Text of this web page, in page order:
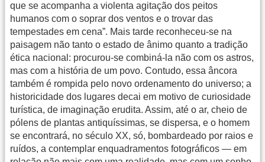
que se acompanha a violenta agitação dos peitos
humanos com o soprar dos ventos e o trovar das
tempestades em cena”. Mais tarde reconheceu-se na
paisagem não tanto o estado de ânimo quanto a tradição
ética nacional: procurou-se combiná-la não com os astros,
mas com a história de um povo. Contudo, essa âncora
também é rompida pelo novo ordenamento do universo; a
historicidade dos lugares decai em motivo de curiosidade
turística, de imaginação erudita. Assim, até o ar, cheio de
pólens de plantas antiquíssimas, se dispersa, e o homem
se encontrará, no século XX, só, bombardeado por raios e
ruídos, a contemplar enquadramentos fotográficos — em